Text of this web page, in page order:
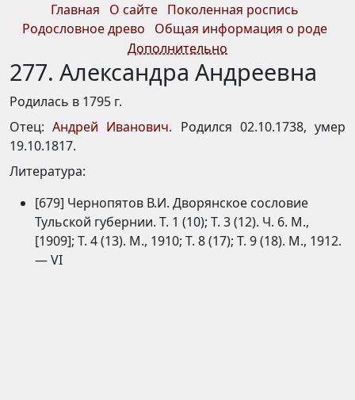
Главная О сайте
Поколенная роспись
Родословное древо
Общая информация о роде
Дополнительно
277. Александра Андреевна
Родилась в 1795 г.
Отец:Андрей Иванович. Родился 02.10.1738, умер
19.10.1817.
Литература:
[679] Чернопятов В.И. Дворянское сословие
Тульской губернии. Т. 1 (10); Т. 3 (12). Ч. 6. М.,
[1909]; Т. 4 (13). М., 1910; Т. 8 (17); Т. 9 (18). М., 1912.
— VI